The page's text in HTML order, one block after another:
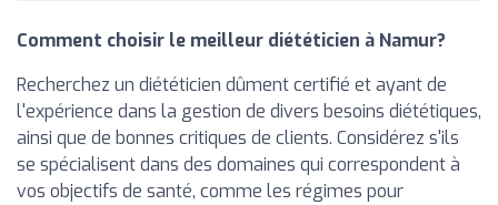
Comment choisir le meilleur diététicien à Namur?
Recherchez un diététicien dûment certifié et ayant de
l'expérience dans la gestion de divers besoins diététiques,
ainsi que de bonnes critiques de clients. Considérez s'ils
se spécialisent dans des domaines qui correspondent à
vos objectifs de santé, comme les régimes pour